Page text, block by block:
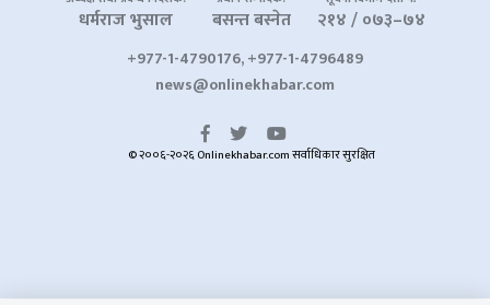
धर्मराज भुसाल बसन्त बस्नेत २१४ / ०७३–७४
+977-1-4790176, +977-1-4796489
news@onlinekhabar.com
© २००६-२०२६ Onlinekhabar.com सर्वाधिकार सुरक्षित